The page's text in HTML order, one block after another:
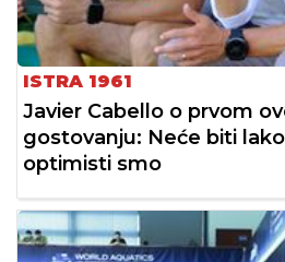
ISTRA 1961
Javier Cabello o prvom
gostovanju: Neće biti
optimisti smo